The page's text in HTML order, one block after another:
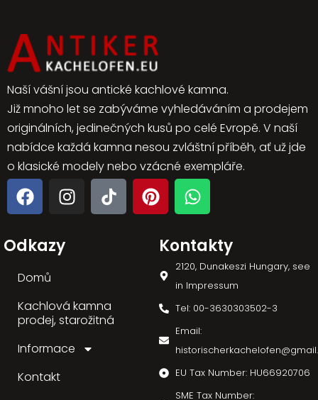
Naší vášní jsou antické kachlové kamna.
Již mnoho let se zabýváme vyhledáváním a prodejem
originálních, jedinečných kusů po celé Evropě. V naší
nabídce každá kamna nesou zvláštní příběh, ať už jde
o klasické modely nebo vzácné exempláře.
Odkazy
Domů
Kachlová kamna
prodej, starožitná
Informace
Kontakt
Kontakty
2120, Dunakeszi Hungary, see
in Impressum
Tel: 00-3630303502-3
Email:
EU Tax Number: HU66920706
SME Tax Number: